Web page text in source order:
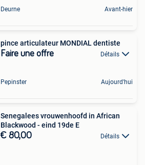
Deurne Avant-hier
pince articulateur MONDIAL dentiste
Faire une offre Détails
Pepinster Aujourd'hui
Senegalees vrouwenhoofd in African
Blackwood - eind 19de E
€ 80,00 Détails